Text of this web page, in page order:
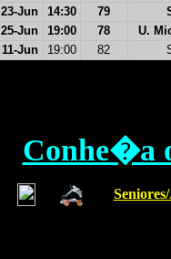
23-Jun
14:30 79
25-Jun
19:00 78
U.
11-Jun
19:00 82
Conhe�a